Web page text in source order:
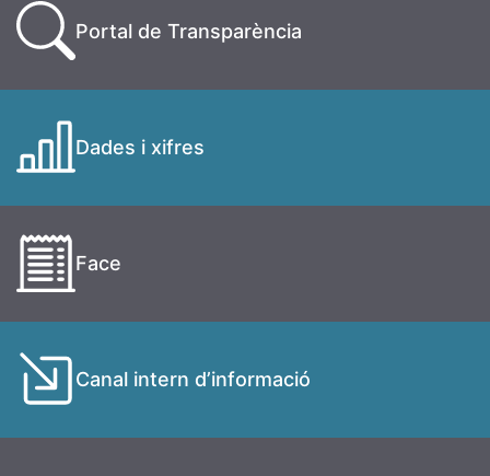
Portal de Transparència
Dades i xifres
Face
Canal intern d’informació